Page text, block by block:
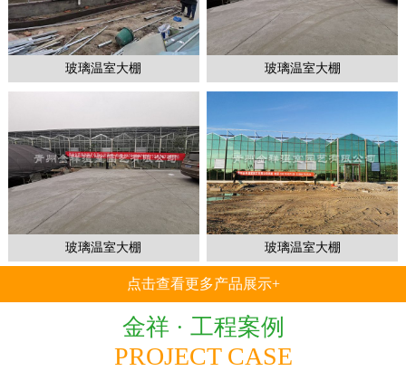
1
玻璃温室大棚 玻璃温室大棚
玻璃温室大棚 玻璃温室大棚
点击查看更多产品展示+
金祥 · 工程案例
PROJECT CASE